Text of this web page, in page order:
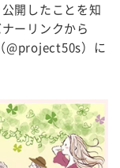
開したことを知
ーリンクから
@project50s）に